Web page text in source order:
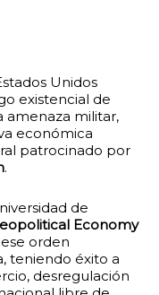
Unidos
existencial de
amenaza militar,
económica
patrocinado por
.
de
Economy
orden
teniendo éxito a
desregulación